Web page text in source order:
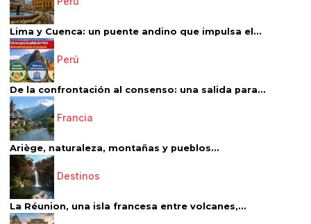
Lima y Cuenca: un puente andino que impulsa el...
Perú
De la confrontación al consenso: una salida para...
Francia
Ariège, naturaleza, montañas y pueblos...
Destinos
La Réunion, una isla francesa entre volcanes,...